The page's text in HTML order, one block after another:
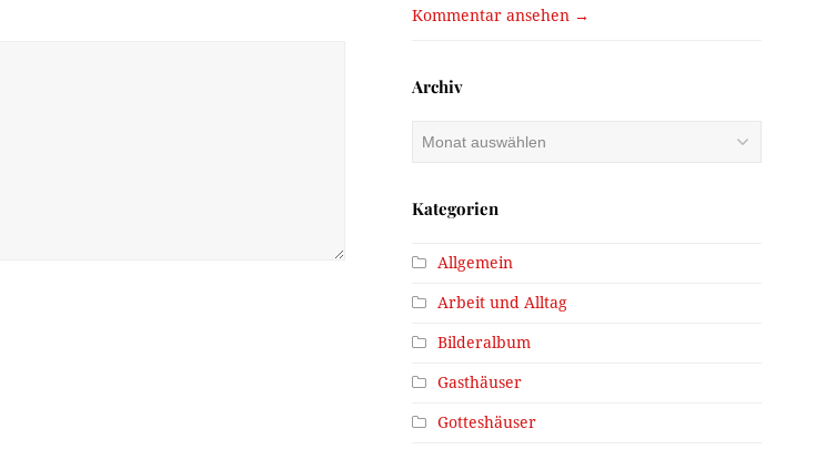
Kommentar ansehen →
Archiv
Kategorien
Allgemein
Arbeit und Alltag
Bilderalbum
Gasthäuser
Gotteshäuser